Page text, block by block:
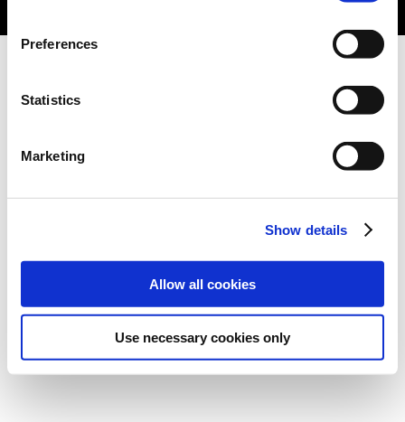
Preferences
Statistics
Marketing
Show details
Allow all cookies
Use necessary cookies only